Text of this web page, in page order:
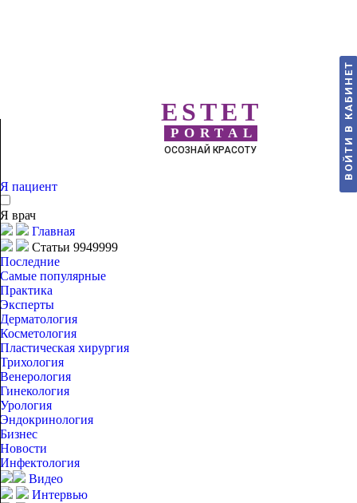
ESTET
PORTAL
ОСОЗНАЙ КРАСОТУ
Я пациент
Я врач
Главная
Статьи 9949999
Последние
Самые популярные
Практика
Эксперты
Дерматология
Косметология
Пластическая хирургия
Трихология
Венерология
Гинекология
Урология
Эндокринология
Бизнес
Новости
Инфектология
Видео
Интервью
ВОЙТИ В КАБИНЕТ